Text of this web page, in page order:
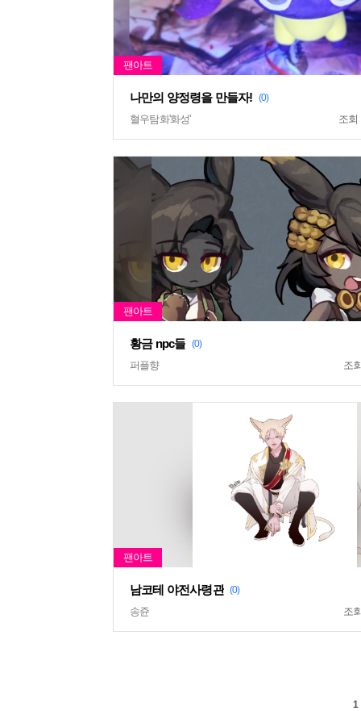
나만의 양정령을 만들자! (0)
혈우탐화'화성' 조회
황금 npc들 (0)
퍼플향 조
남코테 야전사령관 (0)
송쥰 조
1